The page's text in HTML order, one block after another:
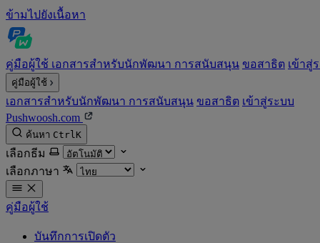
ข้ามไปยังเนื้อหา
คู่มือผู้ใช้ เอกสารสำหรับนักพัฒนา การสนับสนุน ขอสาธิต เข้าสู่
คู่มือผู้ใช้
เอกสารสำหรับนักพัฒนา การสนับสนุน ขอสาธิต เข้าสู่ระบบ
Pushwoosh.com
ค้นหา CtrlK
เลือกธีม
เลือกภาษา
คู่มือผู้ใช้
บันทึกการเปิดตัว